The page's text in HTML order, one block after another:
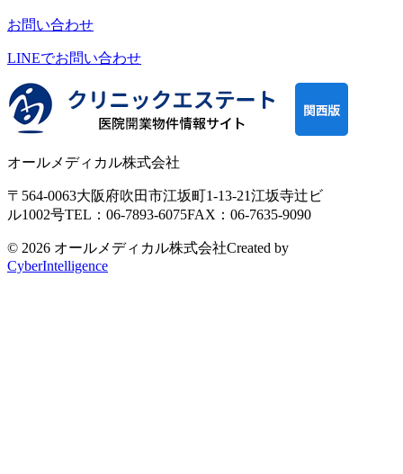
お問い合わせ
LINEでお問い合わせ
オールメディカル株式会社
〒564-0063大阪府吹田市江坂町1-13-21江坂寺辻ビ
ル1002号TEL：06-7893-6075FAX：06-7635-9090
© 2026 オールメディカル株式会社Created by
CyberIntelligence